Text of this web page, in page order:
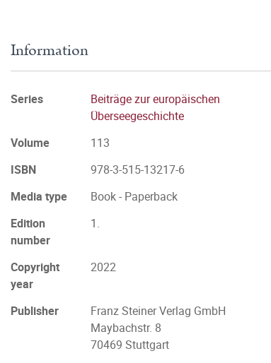
Information
Series
Beiträge zur europäischen
Überseegeschichte
Volume
113
ISBN
978-3-515-13217-6
Media type
Book - Paperback
Edition
number
1.
Copyright
year
2022
Publisher
Franz Steiner Verlag GmbH
Maybachstr. 8
70469 Stuttgart